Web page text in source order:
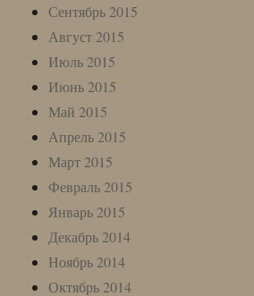
Сентябрь 2015
Август 2015
Июль 2015
Июнь 2015
Май 2015
Апрель 2015
Март 2015
Февраль 2015
Январь 2015
Декабрь 2014
Ноябрь 2014
Октябрь 2014